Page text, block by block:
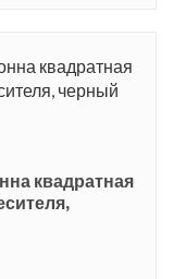
квадратная